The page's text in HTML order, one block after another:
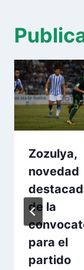
Zozulya,
novedad
de la
para el
partido